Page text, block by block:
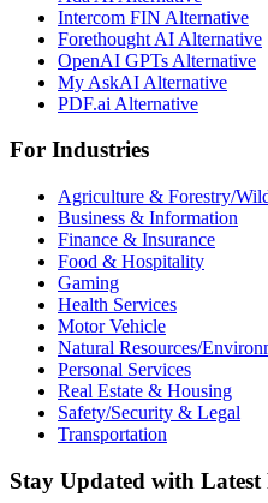
Intercom FIN Alternative
Forethought AI Alternative
OpenAI GPTs Alternative
My AskAI Alternative
PDF.ai Alternative
For Industries
Agriculture & Forestry/
Business & Information
Finance & Insurance
Food & Hospitality
Gaming
Health Services
Motor Vehicle
Natural Resources/
Personal Services
Real Estate & Housing
Safety/Security & Legal
Transportation
Stay Updated with Latest